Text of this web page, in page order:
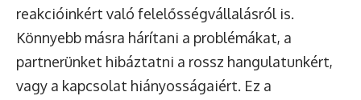
reakcióinkért való felelősségvállalásról is.
Könnyebb másra hárítani a problémákat, a
partnerünket hibáztatni a rossz hangulatunkért,
vagy a kapcsolat hiányosságaiért. Ez a